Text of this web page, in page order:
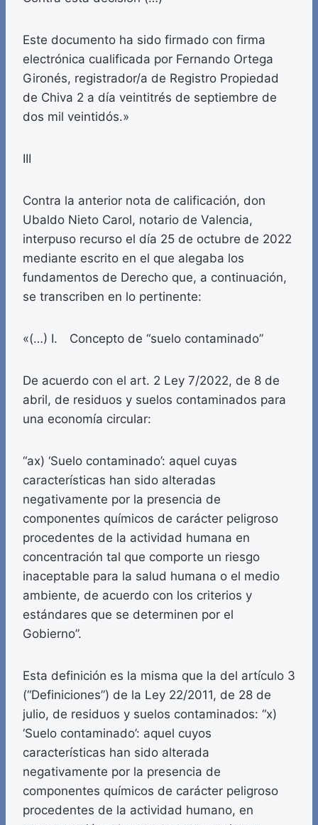
Este documento ha sido firmado con firma
electrónica cualificada por Fernando Ortega
Gironés, registrador/a de Registro Propiedad
de Chiva 2 a día veintitrés de septiembre de
dos mil veintidós.»
III
Contra la anterior nota de calificación, don
Ubaldo Nieto Carol, notario de Valencia,
interpuso recurso el día 25 de octubre de 2022
mediante escrito en el que alegaba los
fundamentos de Derecho que, a continuación,
se transcriben en lo pertinente:
«(…) I. Concepto de “suelo contaminado”
De acuerdo con el art. 2 Ley 7/2022, de 8 de
abril, de residuos y suelos contaminados para
una economía circular:
“ax) ‘Suelo contaminado’: aquel cuyas
características han sido alteradas
negativamente por la presencia de
componentes químicos de carácter peligroso
procedentes de la actividad humana en
concentración tal que comporte un riesgo
inaceptable para la salud humana o el medio
ambiente, de acuerdo con los criterios y
estándares que se determinen por el
Gobierno”.
Esta definición es la misma que la del artículo 3
(“Definiciones”) de la Ley 22/2011, de 28 de
julio, de residuos y suelos contaminados: “x)
‘Suelo contaminado’: aquel cuyos
características han sido alterada
negativamente por la presencia de
componentes químicos de carácter peligroso
procedentes de la actividad humano, en